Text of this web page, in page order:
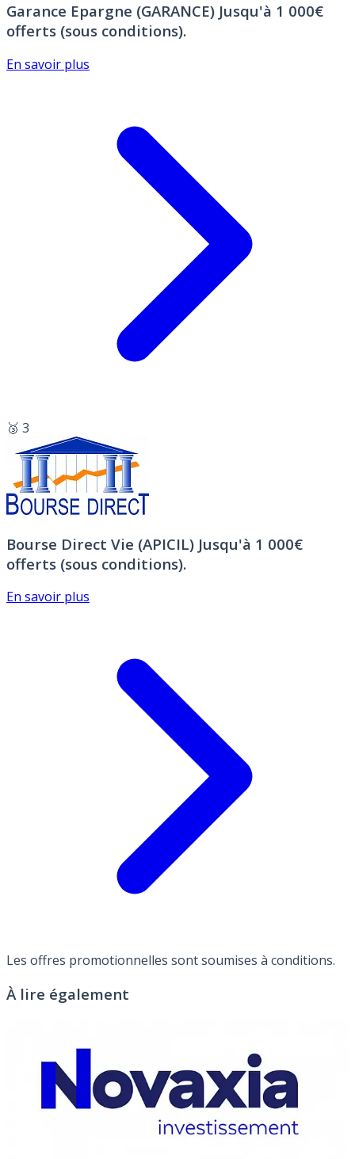
Garance Epargne (GARANCE) Jusqu'à 1 000€
offerts (sous conditions).
En savoir plus
🥉 3
Bourse Direct Vie (APICIL) Jusqu'à 1 000€
offerts (sous conditions).
En savoir plus
Les offres promotionnelles sont soumises à conditions.
À lire également